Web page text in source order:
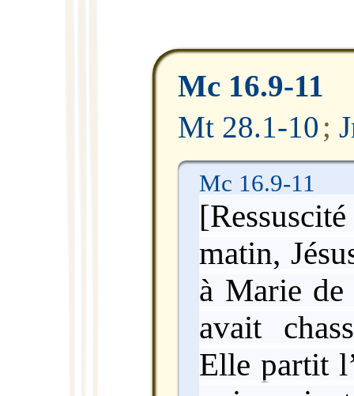
Mc 16.9-11
Mt 28.1-10;
Mc 16.9-11
matin,
à Marie
avait
Elle partit